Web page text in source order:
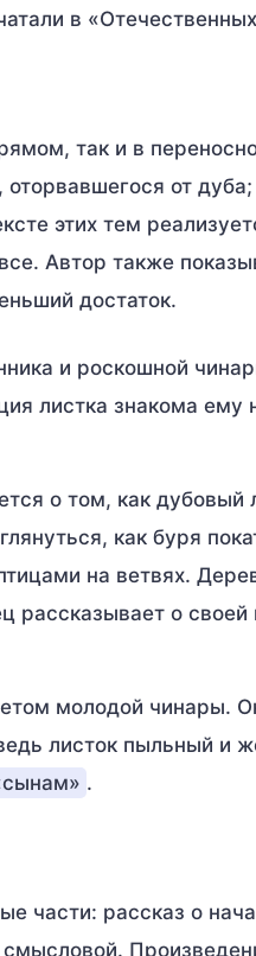
в
так и в
от
этих тем
Автор также
достаток.
и роскошной
листка знакома
о том, как дубовый
как буря
на ветвях.
рассказывает о
молодой чинары.
листок пыльный и
.
части: рассказ о